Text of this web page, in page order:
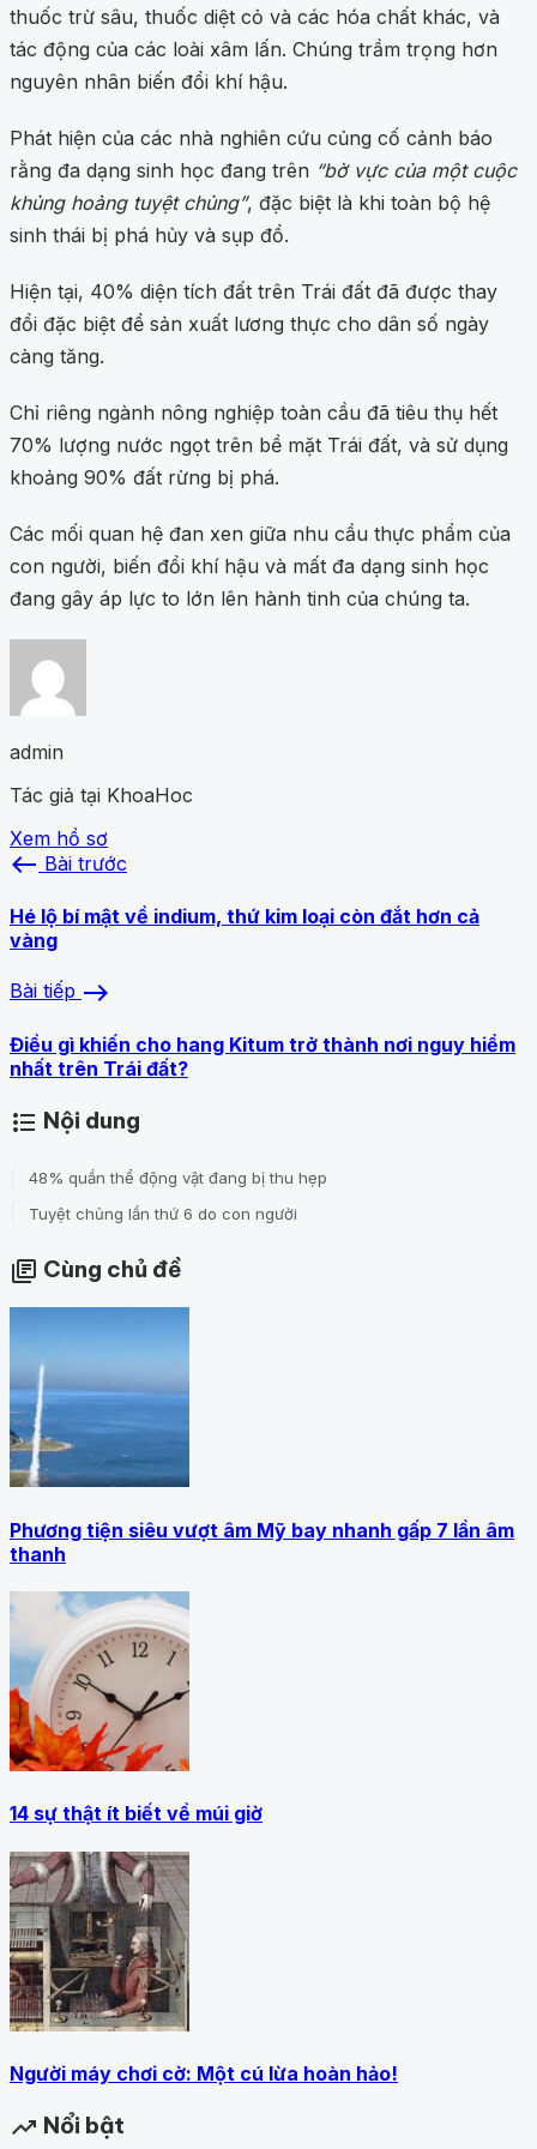
thuốc trừ sâu, thuốc diệt cỏ và các hóa chất khác, và
tác động của các loài xâm lấn. Chúng trầm trọng hơn
nguyên nhân biến đổi khí hậu.
Phát hiện của các nhà nghiên cứu củng cố cảnh báo
rằng đa dạng sinh học đang trên “bờ vực của một cuộc
khủng hoảng tuyệt chủng”, đặc biệt là khi toàn bộ hệ
sinh thái bị phá hủy và sụp đổ.
Hiện tại, 40% diện tích đất trên Trái đất đã được thay
đổi đặc biệt để sản xuất lương thực cho dân số ngày
càng tăng.
Chỉ riêng ngành nông nghiệp toàn cầu đã tiêu thụ hết
70% lượng nước ngọt trên bề mặt Trái đất, và sử dụng
khoảng 90% đất rừng bị phá.
Các mối quan hệ đan xen giữa nhu cầu thực phẩm của
con người, biến đổi khí hậu và mất đa dạng sinh học
đang gây áp lực to lớn lên hành tinh của chúng ta.
admin
Tác giả tại KhoaHoc
Xem hồ sơ
west Bài trước
Hé lộ bí mật về indium, thứ kim loại còn đắt hơn cả
vàng
Bài tiếp east
Điều gì khiến cho hang Kitum trở thành nơi nguy hiểm
nhất trên Trái đất?
format_list_bulleted Nội dung
48% quần thể động vật đang bị thu hẹp
Tuyệt chủng lần thứ 6 do con người
library_books Cùng chủ đề
Phương tiện siêu vượt âm Mỹ bay nhanh gấp 7 lần âm
thanh
14 sự thật ít biết về múi giờ
Người máy chơi cờ: Một cú lừa hoàn hảo!
trending_up Nổi bật